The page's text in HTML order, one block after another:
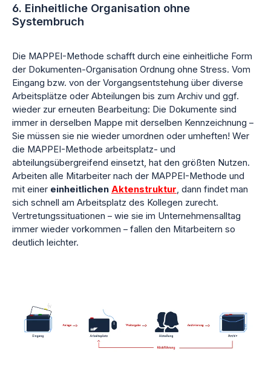
6. Einheitliche Organisation ohne
Systembruch
Die MAPPEI-Methode schafft durch eine einheitliche Form
der Dokumenten-Organisation Ordnung ohne Stress. Vom
Eingang bzw. von der Vorgangsentstehung über diverse
Arbeitsplätze oder Abteilungen bis zum Archiv und ggf.
wieder zur erneuten Bearbeitung: Die Dokumente sind
immer in derselben Mappe mit derselben Kennzeichnung –
Sie müssen sie nie wieder umordnen oder umheften! Wer
die MAPPEI-Methode arbeitsplatz- und
abteilungsübergreifend einsetzt, hat den größten Nutzen.
Arbeiten alle Mitarbeiter nach der MAPPEI-Methode und
mit einer einheitlichen Aktenstruktur, dann findet man
sich schnell am Arbeitsplatz des Kollegen zurecht.
Vertretungssituationen – wie sie im Unternehmensalltag
immer wieder vorkommen – fallen den Mitarbeitern so
deutlich leichter.